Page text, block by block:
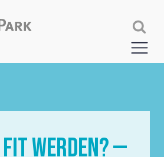
WERDEN? —